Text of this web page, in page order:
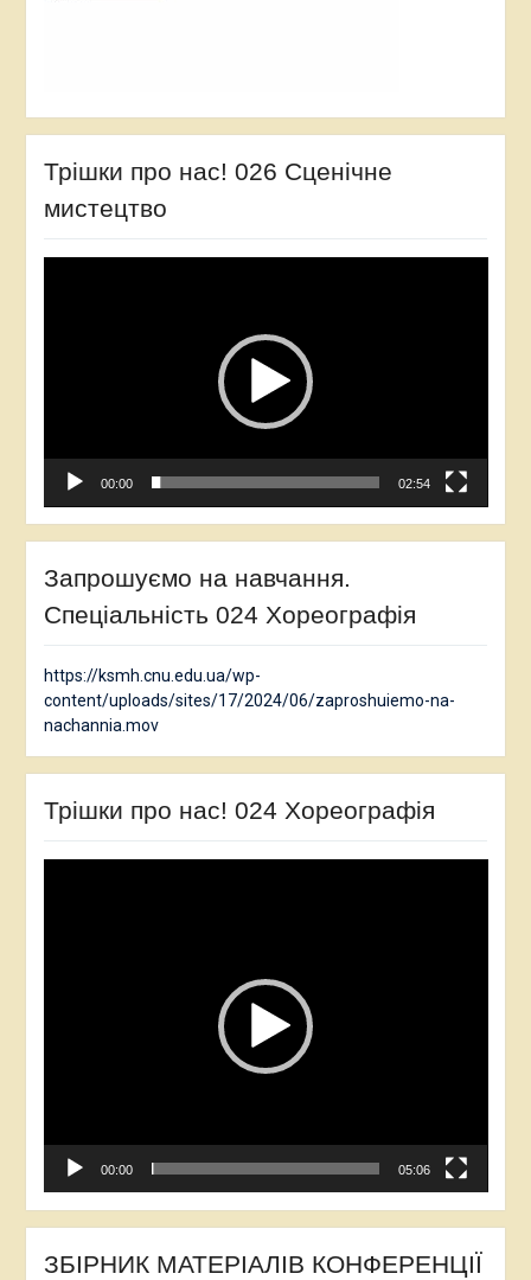
Трішки про нас! 026 Сценічне
мистецтво
00:00 02:54
Запрошуємо на навчання.
Спеціальність 024 Хореографія
https://ksmh.cnu.edu.ua/wp-
content/uploads/sites/17/2024/06/zaproshuiemo-na-
nachannia.mov
Трішки про нас! 024 Хореографія
00:00 05:06
ЗБІРНИК МАТЕРІАЛІВ КОНФЕРЕНЦІЇ